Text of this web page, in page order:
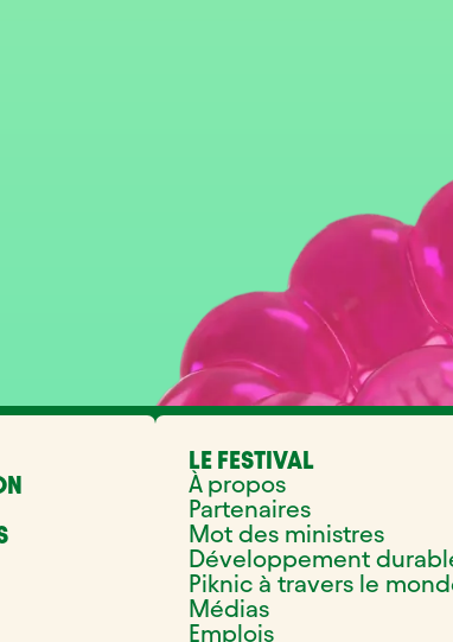
LE FESTIVAL
À propos
Partenaires
Mot des ministres
Développement
Piknic à travers le
Médias
Emplois